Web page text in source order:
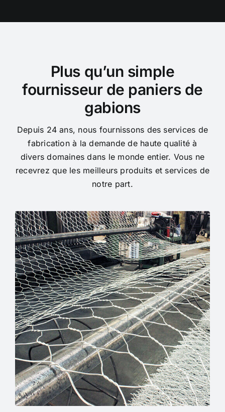
Plus qu’un simple
fournisseur de paniers de
gabions
Depuis 24 ans, nous fournissons des services de
fabrication à la demande de haute qualité à
divers domaines dans le monde entier. Vous ne
recevrez que les meilleurs produits et services de
notre part.